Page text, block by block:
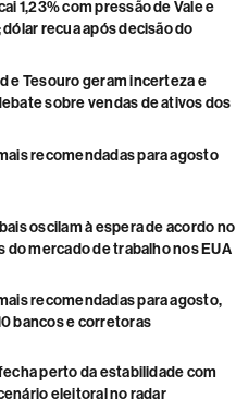
1,23% com pressão de Vale e
recua após decisão do
e Tesouro geram incerteza e
sobre vendas de ativos dos
recomendadas para agosto
oscilam à espera de acordo no
do mercado de trabalho nos EUA
recomendadas para agosto,
bancos e corretoras
perto da estabilidade com
eleitoral no radar